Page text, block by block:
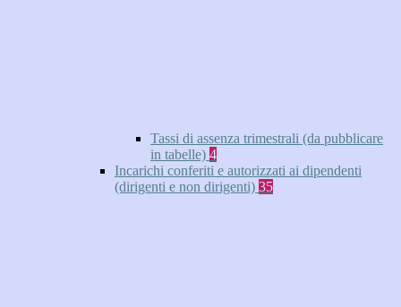
Tassi di assenza trimestrali (da pubblicare
in tabelle) 4
Incarichi conferiti e autorizzati ai dipendenti
(dirigenti e non dirigenti) 35